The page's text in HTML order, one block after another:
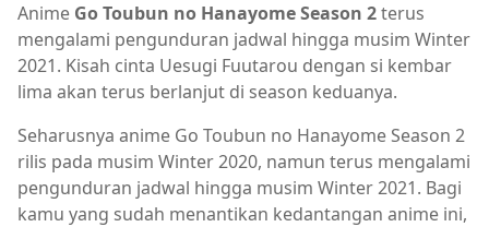
Anime Go Toubun no Hanayome Season 2terus
mengalami pengunduran jadwal hingga musim Winter
2021. Kisah cinta Uesugi Fuutarou dengan si kembar
lima akan terus berlanjut di season keduanya.
Seharusnya anime Go Toubun no Hanayome Season 2
rilis pada musim Winter 2020, namun terus mengalami
pengunduran jadwal hingga musim Winter 2021. Bagi
kamu yang sudah menantikan kedantangan anime ini,